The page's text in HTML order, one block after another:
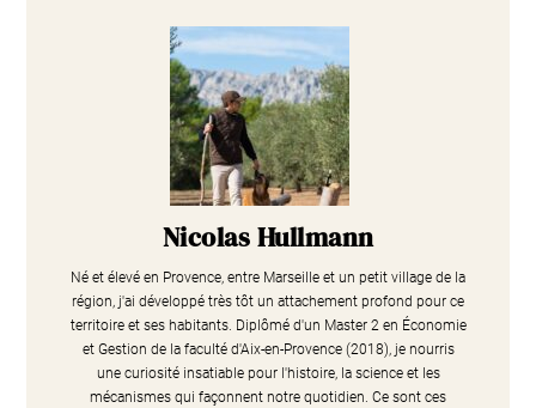
Nicolas Hullmann
Né et élevé en Provence, entre Marseille et un petit village de la
région, j'ai développé très tôt un attachement profond pour ce
territoire et ses habitants. Diplômé d'un Master 2 en Économie
et Gestion de la faculté d'Aix-en-Provence (2018), je nourris
une curiosité insatiable pour l'histoire, la science et les
mécanismes qui façonnent notre quotidien. Ce sont ces